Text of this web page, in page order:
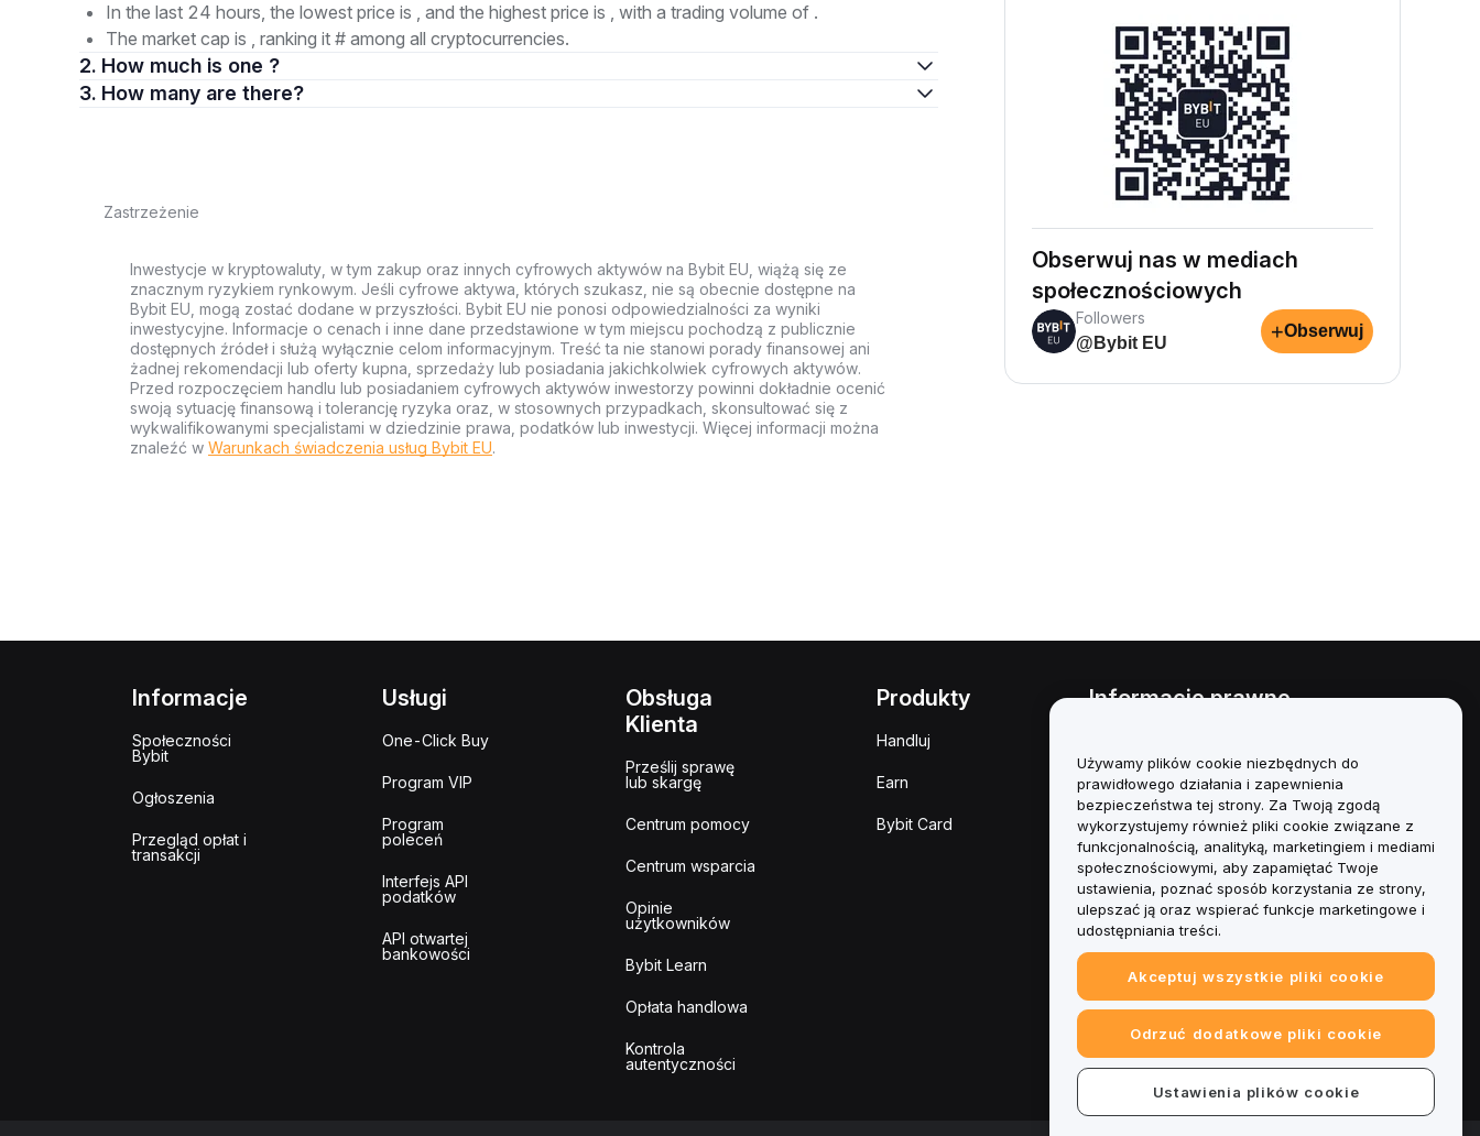
In the last 24 hours, the lowest price is , and the highest price is , with a trading volume of .
The market cap is , ranking it # among all cryptocurrencies.
2. How much is one ?
3. How many are there?
Zastrzeżenie
Inwestycje w kryptowaluty, w tym zakup oraz innych cyfrowych aktywów na Bybit EU, wiążą się ze
znacznym ryzykiem rynkowym. Jeśli cyfrowe aktywa, których szukasz, nie są obecnie dostępne na
Bybit EU, mogą zostać dodane w przyszłości. Bybit EU nie ponosi odpowiedzialności za wyniki
inwestycyjne. Informacje o cenach i inne dane przedstawione w tym miejscu pochodzą z publicznie
dostępnych źródeł i służą wyłącznie celom informacyjnym. Treść ta nie stanowi porady finansowej ani
żadnej rekomendacji lub oferty kupna, sprzedaży lub posiadania jakichkolwiek cyfrowych aktywów.
Przed rozpoczęciem handlu lub posiadaniem cyfrowych aktywów inwestorzy powinni dokładnie ocenić
swoją sytuację finansową i tolerancję ryzyka oraz, w stosownych przypadkach, skonsultować się z
wykwalifikowanymi specjalistami w dziedzinie prawa, podatków lub inwestycji. Więcej informacji można
znaleźć w Warunkach świadczenia usług Bybit EU.
Obserwuj nas w mediach
społecznościowych
Followers
@Bybit EU
+Obserwuj
Informacje
Społeczności
Bybit
Ogłoszenia
Przegląd opłat i
transakcji
Usługi
One-Click Buy
Program VIP
Program
poleceń
Interfejs API
podatków
API otwartej
bankowości
Obsługa
Klienta
Prześlij sprawę
lub skargę
Centrum pomocy
Centrum wsparcia
Opinie
użytkowników
Bybit Learn
Opłata handlowa
Kontrola
autentyczności
Produkty
Handluj
Earn
Bybit Card
Informacje prawne
interesów
Podsumowanie polityki
powiernictwa i zarządzania
Informacje ESG
Biuletyny informacyjne
kryptoaktywów
Używamy plików cookie niezbędnych do
prawidłowego działania i zapewnienia
bezpieczeństwa tej strony. Za Twoją zgodą
wykorzystujemy również pliki cookie związane z
funkcjonalnością, analityką, marketingiem i mediami
społecznościowymi, aby zapamiętać Twoje
ustawienia, poznać sposób korzystania ze strony,
ulepszać ją oraz wspierać funkcje marketingowe i
udostępniania treści.
Akceptuj wszystkie pliki cookie
Odrzuć dodatkowe pliki cookie
Ustawienia plików cookie